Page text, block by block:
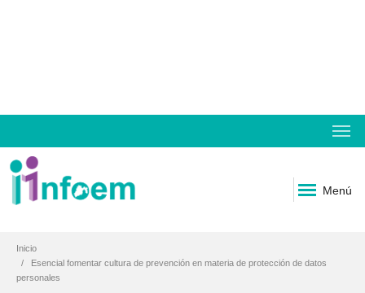
Menú
Inicio
Esencial fomentar cultura de prevención en materia de protección de datos
personales